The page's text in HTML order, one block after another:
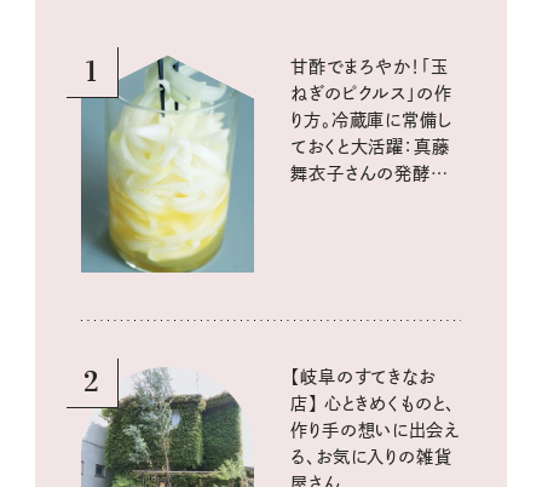
1
甘酢でまろやか！「玉
ねぎのピクルス」の作
り方。冷蔵庫に常備し
ておくと大活躍：真藤
舞衣子さんの発酵と
2
【岐阜のすてきなお
店】 心ときめくものと、
作り手の想いに出会え
る、お気に入りの雑貨